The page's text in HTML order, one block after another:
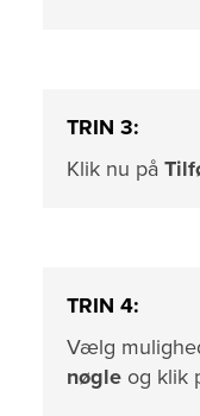
TRIN 3:
Klik nu på
TRIN 4:
Vælg
nøgle og klik